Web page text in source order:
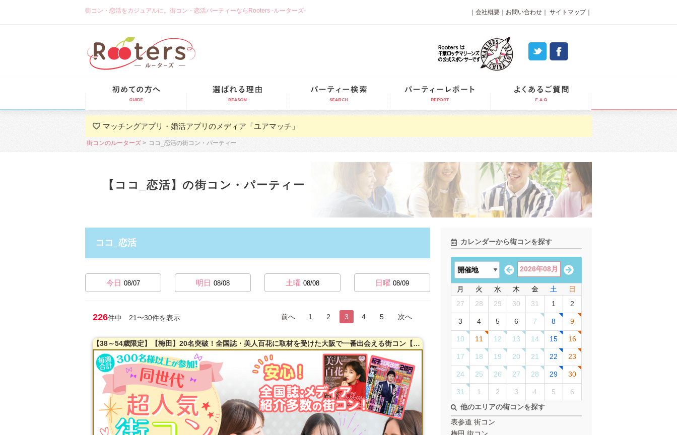
街コン・恋活をカジュアルに。街コン・恋活パーティーならRooters -ルーターズ- 会社概要 お問い合わせ サイトマップ｜
マッチングアプリ・婚活アプリのメディア「ユアマッチ」
街コンのルーターズ ココ_恋活の街コン・パーティー
【ココ_恋活】の街コン・パーティー
ココ_恋活
今日 08/07 明日 08/08 土曜 08/08 日曜 08/09
前へ 1 2 3 4 5 次へ
226件中 21〜30件を表示
【38～54歳限定】【梅田】20名突破！全国誌・美人百花に取材を受けた大阪で一番出会える街コン【洗練された大人の空間】貸切！同世代で楽しむ♪お料理は豪華イタリアンコース料理☆LINE交換自由＆席がえあり！
カレンダーから街コンを探す
2026年08月
月 火 水 木 金 土
日
27
28 29 30 31 1 2
3 4 5 6 7 8 9
10 11 12 13 14 15 16
17 18 19 20 21 22 23
24 25 26 27 28 29 30
31 1 2 3 4 5
6
他のエリアの街コンを探す
表参道 街コン